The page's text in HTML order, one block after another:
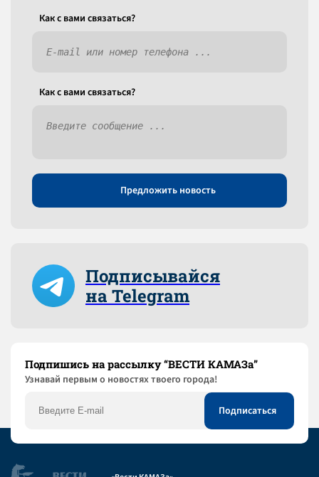
Как c вами связаться?
Как c вами связаться?
Предложить новость
Подписывайся
на Telegram
Подпишись на рассылку “ВЕСТИ КАМАЗа”
Узнaвай первым о новостях твоего города!